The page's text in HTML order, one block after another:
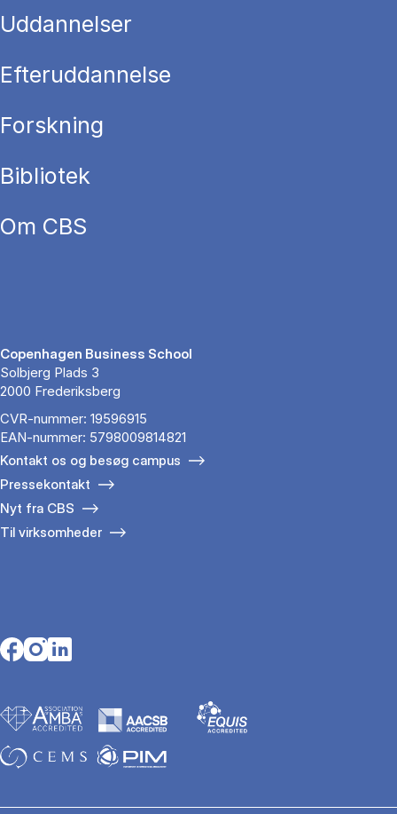
Uddannelser
Efteruddannelse
Forskning
Bibliotek
Om CBS
Copenhagen Business School
Solbjerg Plads 3
2000 Frederiksberg
CVR-nummer: 19596915
EAN-nummer: 5798009814821
Kontakt os og besøg campus
Pressekontakt
Nyt fra CBS
Til virksomheder
Opens in a new tab
Opens in a new tab
Opens in a new tab